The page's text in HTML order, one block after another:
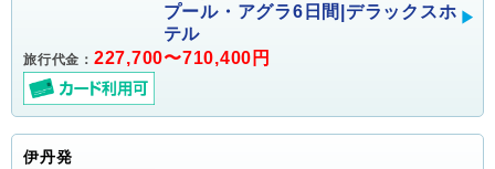
プール・アグラ6日間|デラックスホ
テル
旅行代金： 227,700〜710,400円
伊丹発